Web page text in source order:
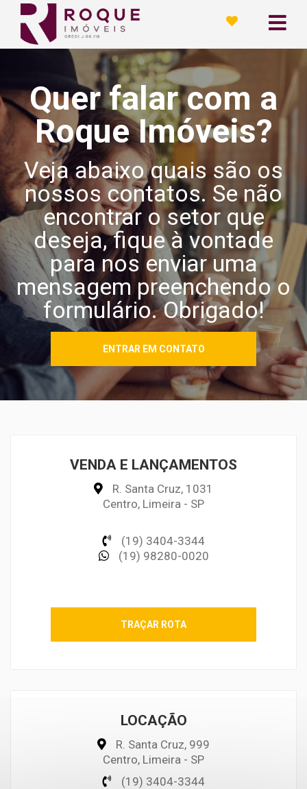
Quer falar com a
Roque Imóveis?
Veja abaixo quais são os
nossos contatos. Se não
encontrar o setor que
deseja, fique à vontade
para nos enviar uma
mensagem preenchendo o
formulário. Obrigado!
ENTRAR EM CONTATO
VENDA E LANÇAMENTOS
R. Santa Cruz, 1031
Centro, Limeira - SP
(19) 3404-3344
(19) 98280-0020
TRAÇAR ROTA
LOCAÇÃO
R. Santa Cruz, 999
Centro, Limeira - SP
(19) 3404-3344